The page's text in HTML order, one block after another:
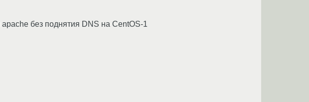
без поднятия DNS на CentOS-1